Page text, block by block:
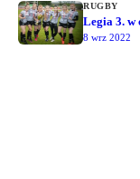
RUGBY
Legia 3. w
8 wrz 2022